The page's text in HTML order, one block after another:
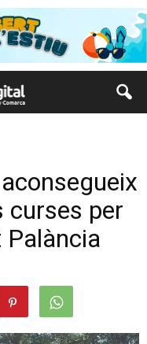
curses per
Palància